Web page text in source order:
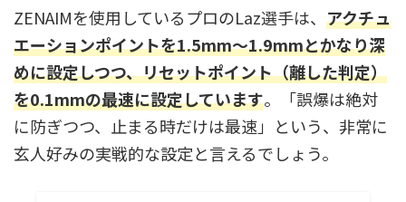
ZENAIMを使用しているプロのLaz選手は、 アクチュ
エーションポイントを1.5mm〜1.9mmとかなり深
めに設定しつつ、リセットポイント（離した判定）
を0.1mmの最速に設定しています。「誤爆は絶対
に防ぎつつ、止まる時だけは最速」という、非常に
玄人好みの実戦的な設定と言えるでしょう。